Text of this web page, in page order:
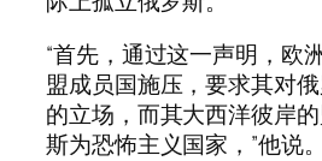
“首先，通过这一声明，欧
盟成员国施压，要求其对
的立场，而其大西洋彼岸
斯为恐怖主义国家，”他说。